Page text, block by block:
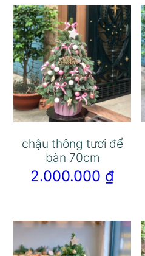
chậu thông tươi để
bàn 70cm
2.000.000 ₫